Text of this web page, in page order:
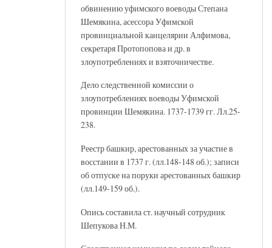
обвинению уфимского воеводы Степана
Шемякина, асессора Уфимской
провинциальной канцелярии Алфимова,
секретаря Протопопова и др. в
злоупотреблениях и взяточничестве.
Дело следственной комиссии о
злоупотреблениях воеводы Уфимской
провинции Шемякина. 1737-1739 гг. Лл.25-
238.
Реестр башкир, арестованных за участие в
восстании в 1737 г. (лл.148-148 об.); записи
об отпуске на поруки арестованных башкир
(лл.149-159 об.).
Опись составила ст. научный сотрудник
Шепукова Н.М.